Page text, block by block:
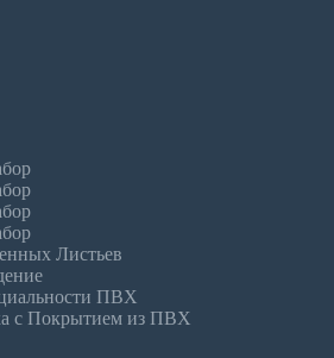
Листьев
ПВХ
с Покрытием из ПВХ